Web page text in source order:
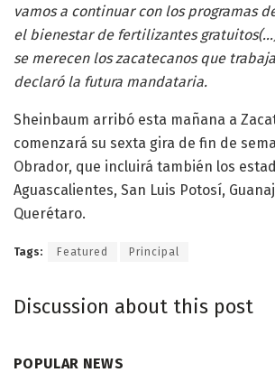
vamos a continuar con los programas
el bienestar de fertilizantes
se merecen los zacatecanos que
declaró la futura mandataria.
Sheinbaum arribó esta mañana a
comenzará su sexta gira de fin de
Obrador, que incluirá también los
Aguascalientes, San Luis Potosí,
Querétaro.
Tags: Featured Principal
Discussion about this post
POPULAR NEWS